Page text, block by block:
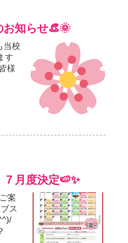
お知らせ👒🌞
当校
す
様
月度決定🍉✨
案
ス